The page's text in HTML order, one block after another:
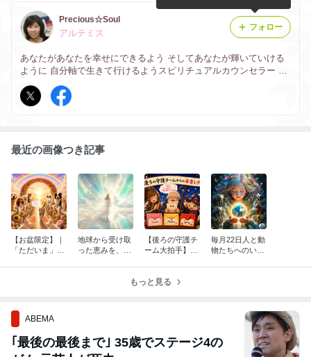
Precious☆Soul
アルテミス
あなたがあなたを幸せにできるよう そしてあなたが輝いていける
ように 自分軸で生きて行けるようスピリチュアルカウンセラー と
手伝いとしてアニマルコミュニケーターとしても 活躍中！！
フォロー
最近の画像つき記事
【お盆限定】｜
「ただいま」
地球から受け取
った恵みを、未
【後ろの守護チ
ーム大拍手】自
お返事（中辛
毎月22日人と動
物たちへのいの
もっと見る
ABEMA
｢最後の最後まで｣ 35歳でステージ4の